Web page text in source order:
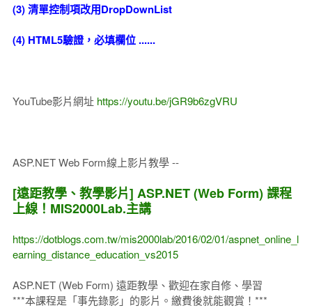
(3) 清單控制項改用DropDownList
(4) HTML5驗證，必填欄位 ......
YouTube影片網址 https://youtu.be/jGR9b6zgVRU
ASP.NET Web Form線上影片教學 --
[遠距教學、教學影片] ASP.NET (Web Form) 課程
上線！MIS2000Lab.主講
https://dotblogs.com.tw/mis2000lab/2016/02/01/aspnet_online_l
earning_distance_education_vs2015
ASP.NET (Web Form) 遠距教學、歡迎在家自修、學習
***本課程是「事先錄影」的影片。繳費後就能觀賞！***